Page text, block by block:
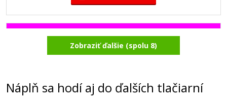
OKI 43459370 (Purpurový)
Zobraziť ďalšie (spolu 8)
Náplň sa hodí aj do ďalších tlačiarní